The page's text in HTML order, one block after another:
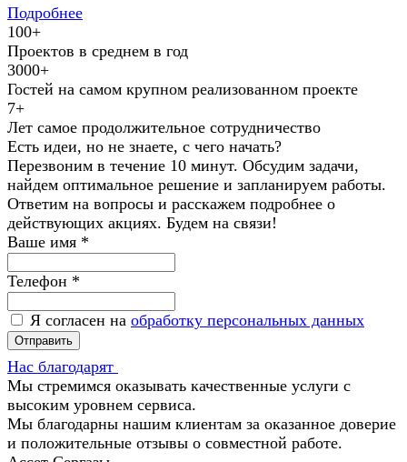
Подробнее
100+
Проектов в среднем в год
3000+
Гостей на самом крупном реализованном проекте
7+
Лет самое продолжительное сотрудничество
Есть идеи, но не знаете, с чего начать?
Перезвоним в течение 10 минут. Обсудим задачи,
найдем оптимальное решение и запланируем работы.
Ответим на вопросы и расскажем подробнее о
действующих акциях. Будем на связи!
Ваше имя *
Телефон *
Я согласен на обработку персональных данных
Нас благодарят
Мы стремимся оказывать качественные услуги с
высоким уровнем сервиса.
Мы благодарны нашим клиентам за оказанное доверие
и положительные отзывы о совместной работе.